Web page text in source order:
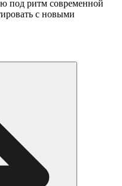
под ритм современной
с новыми